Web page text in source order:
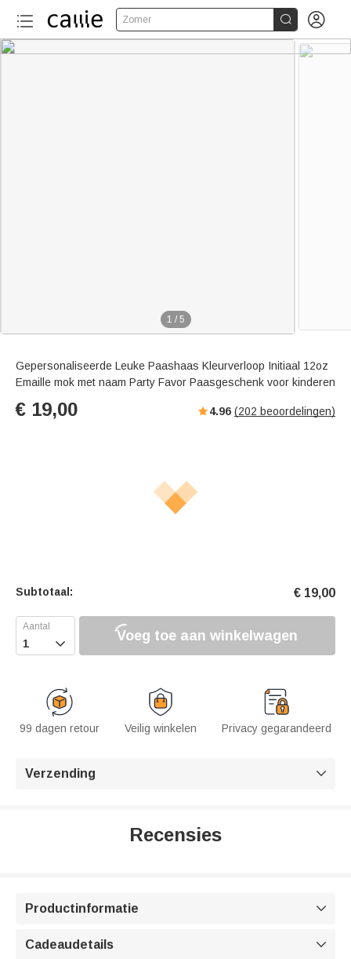
Zomer  
1 / 5
Gepersonaliseerde Leuke Paashaas Kleurverloop Initiaal 12oz
Emaille mok met naam Party Favor Paasgeschenk voor kinderen
€ 19,00 4.96 (202 beoordelingen)
Subtotaal: € 19,00
 Voeg toe aan winkelwagen
99 dagen retour Veilig winkelen Privacy gegarandeerd
Verzending 
Recensies
Productinformatie 
Cadeaudetails 